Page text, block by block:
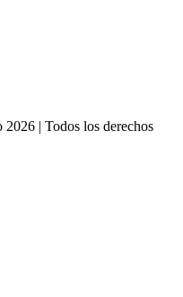
2026 |Todos los derechos